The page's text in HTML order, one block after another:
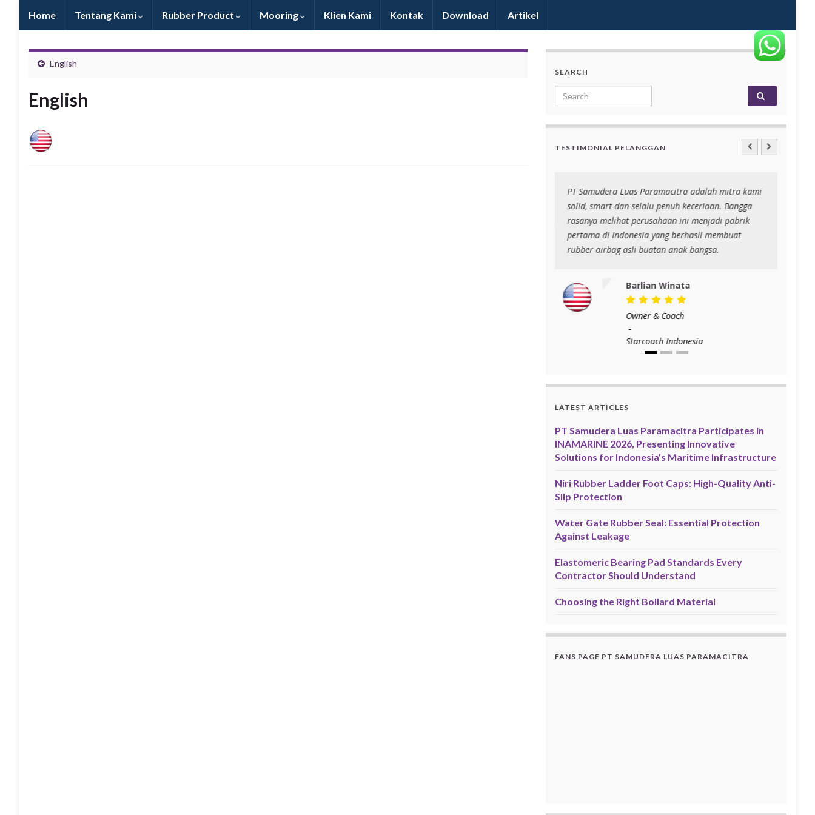
Home Tentang Kami Rubber Product Mooring Klien Kami Kontak Download Artikel
English
English
SEARCH
Search for:
TESTIMONIAL PELANGGAN
PT Samudera Luas Paramacitra adalah mitra kami
solid, smart dan selalu penuh keceriaan. Bangga
rasanya melihat perusahaan ini menjadi pabrik
pertama di Indonesia yang berhasil membuat
rubber airbag asli buatan anak bangsa.
Barlian Winata
Owner & Coach
-
Starcoach Indonesia
LATEST ARTICLES
PT Samudera Luas Paramacitra Participates in
INAMARINE 2026, Presenting Innovative
Solutions for Indonesia’s Maritime Infrastructure
Niri Rubber Ladder Foot Caps: High-Quality Anti-
Slip Protection
Water Gate Rubber Seal: Essential Protection
Against Leakage
Elastomeric Bearing Pad Standards Every
Contractor Should Understand
Choosing the Right Bollard Material
FANS PAGE PT SAMUDERA LUAS PARAMACITRA